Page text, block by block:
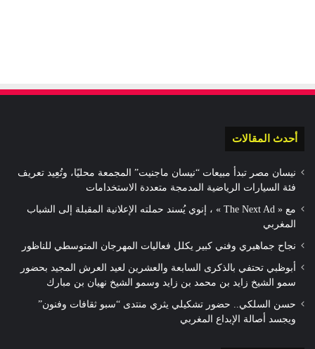
أحدث المقالات
نيسان مصر تبدأ مبيعات “نيسان ماجنيت” المجمعة محليًا، وتُعِيد تعريف
فئة السيارات الرياضية المدمجة متعددة الاستخدامات
مع « The Next Ad » ، إنوي يُسند حملته الإعلانية المقبلة إلى الشباب
المغربي
نجاح جماهيري وفني كبير يكلل فعاليات المهرجان المتوسطي للناظور
أبوظبي تحتفي بالذكرى السابعة والعشرين لعيد العرش المجيد بحضور
سمو الشيخ زايد بن محمد بن زايد وسمو الشيخ نهيان بن مبارك
حسن السلكي.. حضور تشكيلي يثري منتدى “سبو ثقافات وفنون”
ويجسد أصالة الإبداع المغربي